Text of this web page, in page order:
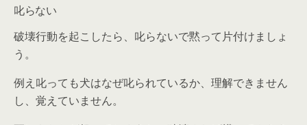
叱らない
破壊行動を起こしたら、叱らないで黙って片付けましょ
う。
例え叱っても犬はなぜ叱られているか、理解できません
し、覚えていません。